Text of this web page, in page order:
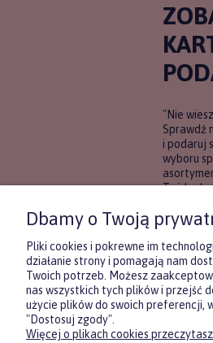
"Nie
Sprawdź
i podaruj
wyboru
To
trafione.
Dbamy o Twoją
Pliki cookies i pokrewne im
działanie strony i pomagają nam
Twoich potrzeb. Możesz
nas wszystkich tych plików i przejść
użycie plików do swoich preferencji,
"Dostosuj zgody".
Więcej o plikach cookies